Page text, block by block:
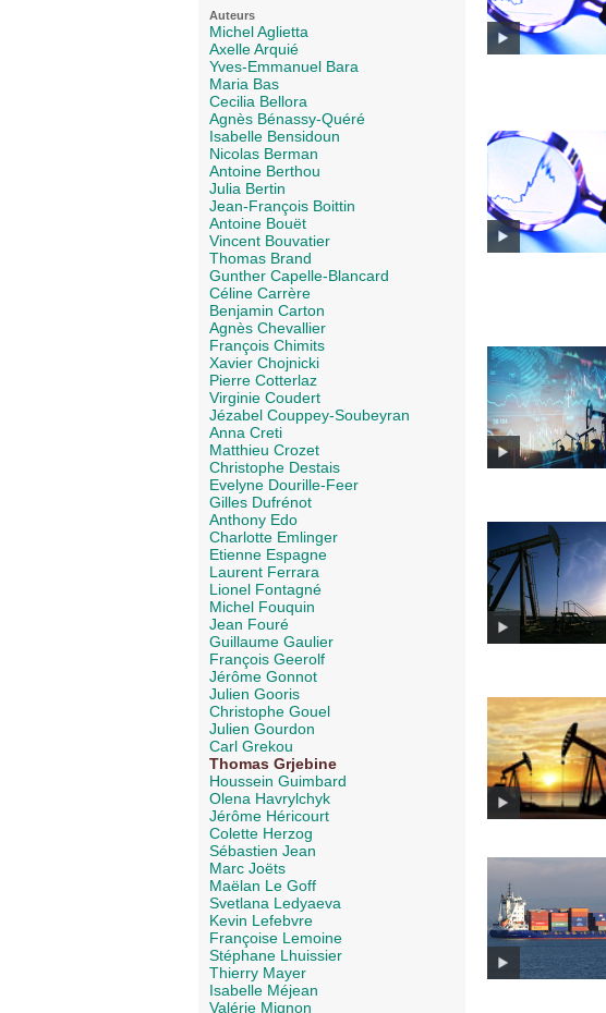
Auteurs
Michel Aglietta
Axelle Arquié
Yves-Emmanuel Bara
Maria Bas
Cecilia Bellora
Agnès Bénassy-Quéré
Isabelle Bensidoun
Nicolas Berman
Antoine Berthou
Julia Bertin
Jean-François Boittin
Antoine Bouët
Vincent Bouvatier
Thomas Brand
Gunther Capelle-Blancard
Céline Carrère
Benjamin Carton
Agnès Chevallier
François Chimits
Xavier Chojnicki
Pierre Cotterlaz
Virginie Coudert
Jézabel Couppey-Soubeyran
Anna Creti
Matthieu Crozet
Christophe Destais
Evelyne Dourille-Feer
Gilles Dufrénot
Anthony Edo
Charlotte Emlinger
Etienne Espagne
Laurent Ferrara
Lionel Fontagné
Michel Fouquin
Jean Fouré
Guillaume Gaulier
François Geerolf
Jérôme Gonnot
Julien Gooris
Christophe Gouel
Julien Gourdon
Carl Grekou
Thomas Grjebine
Houssein Guimbard
Olena Havrylchyk
Jérôme Héricourt
Colette Herzog
Sébastien Jean
Marc Joëts
Maëlan Le Goff
Svetlana Ledyaeva
Kevin Lefebvre
Françoise Lemoine
Stéphane Lhuissier
Thierry Mayer
Isabelle Méjean
Valérie Mignon